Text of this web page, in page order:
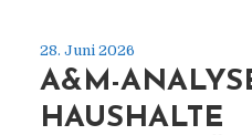
28. Juni 2026
A&M-
HAUSHALTE